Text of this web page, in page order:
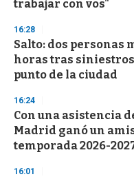
trabajar con vos"
16:28
Salto: dos personas
horas tras
punto de la ciudad
16:24
Con una asistencia
Madrid ganó un
temporada 2026-
16:01